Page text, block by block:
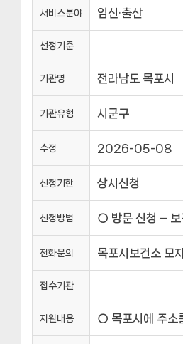
서비스분야 임신·출산
선정기준
기관명 전라남도 목포시
기관유형 시군구
수정 2026-05-08
신청기한 상시신청
신청방법 ○ 방문 신청 – 보
전화문의 목포시보건소
접수기관
지원내용 ○ 목포시에 주소